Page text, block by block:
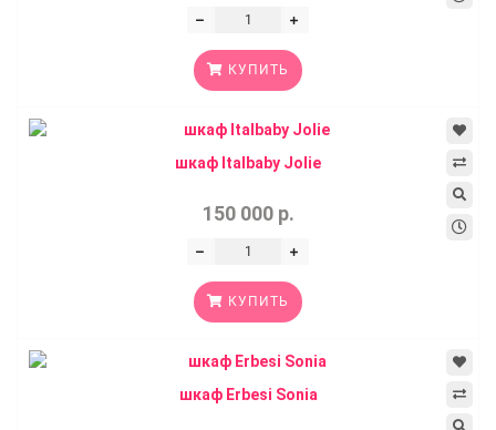
КУПИТЬ
шкаф Italbaby Jolie
150 000 р.
КУПИТЬ
шкаф Erbesi Sonia